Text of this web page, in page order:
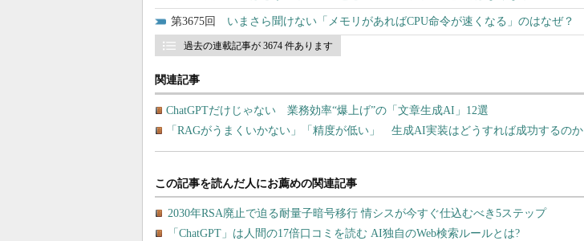
3675 いまさら聞けない「メモリがあればCPU命令が速くなる」のはなぜ？
過去の連載記事が 3674 件あります
関連記事
ChatGPTだけじゃない 業務効率“爆上げ”の「文章生成AI」12選
「RAGがうまくいかない」「精度が低い」 生成AI実装はどうすれば成功するのか